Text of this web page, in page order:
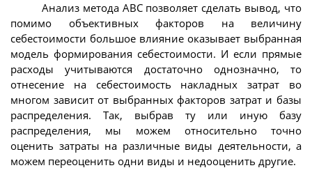
Анализ метода ABC позволяет сделать вывод, что
помимо объективных факторов на величину
себестоимости большое влияние оказывает выбранная
модель формирования себестоимости. И если прямые
расходы учитываются достаточно однозначно, то
отнесение на себестоимость накладных затрат во
многом зависит от выбранных факторов затрат и базы
распределения. Так, выбрав ту или иную базу
распределения, мы можем относительно точно
оценить затраты на различные виды деятельности, а
можем переоценить одни виды и недооценить другие.